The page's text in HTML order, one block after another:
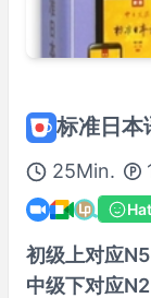
标准日本
25Min.
初级上对应
中级下对应
100%